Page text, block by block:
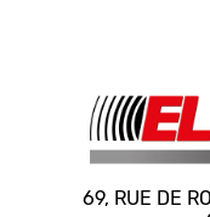
69, RUE DE